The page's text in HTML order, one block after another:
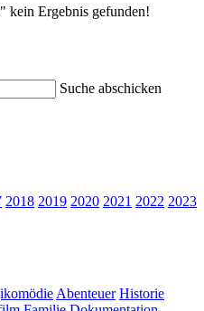
kein Ergebnis gefunden!
Suche abschicken
2018 2019 2020 2021 2022 2023
Abenteuer Historie